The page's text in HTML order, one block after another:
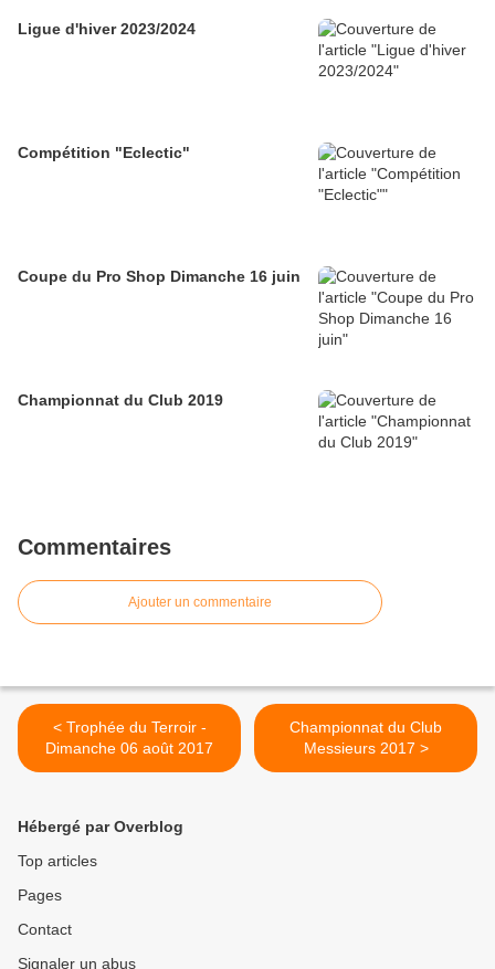
Ligue d'hiver 2023/2024
Compétition "Eclectic"
Coupe du Pro Shop Dimanche 16 juin
Championnat du Club 2019
Commentaires
Ajouter un commentaire
< Trophée du Terroir -
Dimanche 06 août 2017
Championnat du Club
Messieurs 2017 >
Hébergé par Overblog
Top articles
Pages
Contact
Signaler un abus